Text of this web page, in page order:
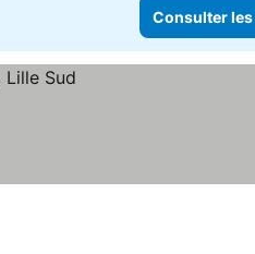
Consulter